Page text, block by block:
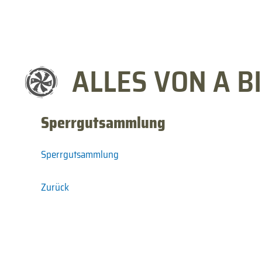
ALLES VON A
Sperrgutsammlung
Sperrgutsammlung
Zurück